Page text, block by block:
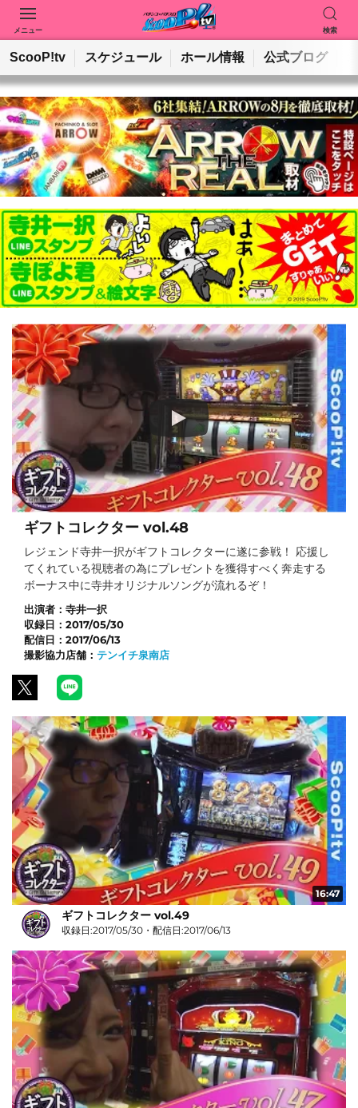
メニュー 検索
動画を検索 ホールを検索
検索
ScooP!tv スケジュール ホール情報 公式ブログ
ギフトコレクター vol.48
レジェンド寺井一択がギフトコレクターに遂に参戦！ 応援し
てくれている視聴者の為にプレゼントを獲得すべく奔走する
ボーナス中に寺井オリジナルソングが流れるぞ！
出演者： 寺井一択
収録日： 2017/05/30
配信日： 2017/06/13
撮影協力店舗： テンイチ泉南店
16:47
ギフトコレクター vol.49
収録日:2017/05/30・配信日:2017/06/13